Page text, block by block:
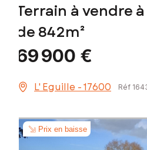
Terrain à vendre à
de 842m²
69 900 €
L' Eguille - 17600 Réf
Prix en baisse